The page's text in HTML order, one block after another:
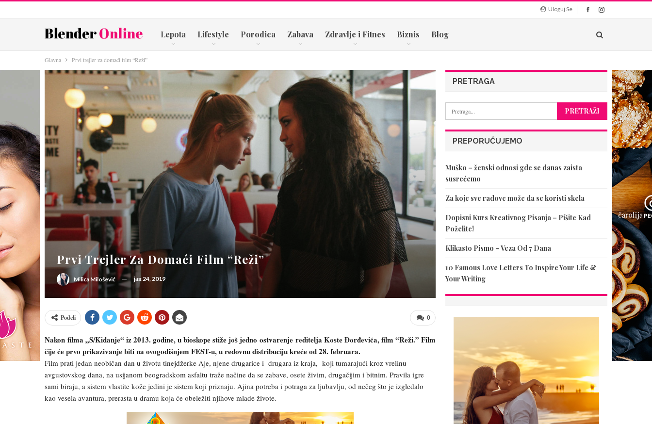
Uloguj Se
Lepota Lifestyle Porodica Zabava Zdravlje i Fitnes Biznis Blog
Glavna Prvi trejler za domaći film “Reži”
Prvi Trejler Za Domaći Film “Reži”
Milica Milošević јан 24, 2019
0
Podeli
Nakon filma „S/Kidanje“ iz 2013. godine, u bioskope stiže još jedno ostvarenje reditelja Koste Đorđevića, film “Reži.” Film
čije će prvo prikazivanje biti na ovogodišnjem FEST-u, u redovnu distribuciju kreće od 28. februara.
Film prati jedan neobičan dan u životu tinejdžerke Aje, njene drugarice i drugara iz kraja, koji tumarajući kroz vrelinu
avgustovskog dana, na usijanom beogradskom asfaltu traže načine da se zabave, osete živim, drugačijim i bitnim. Pravila igre
sami biraju, a sistem vlastite kože jedini je sistem koji priznaju. Ajina potreba i potraga za ljubavlju, od nečeg što je izgledalo
kao vesela avantura, prerasta u dramu koja će obeležiti njihove mlade živote.
PRETRAGA
PREPORUČUJEMO
Muško – ženski odnosi gde se danas zaista
susrećemo
Za koje sve radove može da se koristi skela
Dopisni Kurs Kreativnog Pisanja – Pišite Kad
Poželite!
Klikasto Pismo – Veza Od 7 Dana
10 Famous Love Letters To Inspire Your Life &
Your Writing